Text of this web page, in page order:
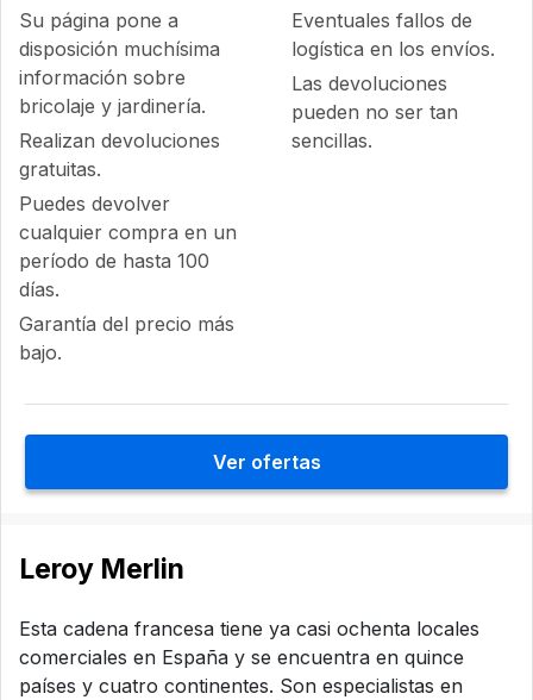
Su página pone a
disposición muchísima
información sobre
bricolaje y jardinería.
Realizan devoluciones
gratuitas.
Puedes devolver
cualquier compra en un
período de hasta 100
días.
Garantía del precio más
bajo.
Eventuales fallos de
logística en los envíos.
Las devoluciones
pueden no ser tan
sencillas.
Ver ofertas
Leroy Merlin
Esta cadena francesa tiene ya casi ochenta locales
comerciales en España y se encuentra en quince
países y cuatro continentes. Son especialistas en